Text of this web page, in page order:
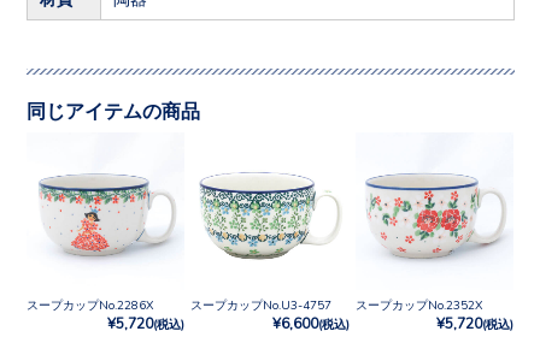
同じアイテムの商品
スープカップNo.2286X
¥5,720(税込)
スープカップNo.U3-4757
¥6,600(税込)
スープカップNo.2352X
¥5,720(税込)